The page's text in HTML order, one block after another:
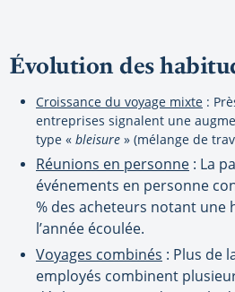
Évolution des
Croissance du voyage mixte :
entreprises signalent une
type « bleisure » (mélange de
Réunions en personne : La
événements en personne
% des acheteurs notant une
l’année écoulée.
Voyages combinés : Plus de
employés combinent